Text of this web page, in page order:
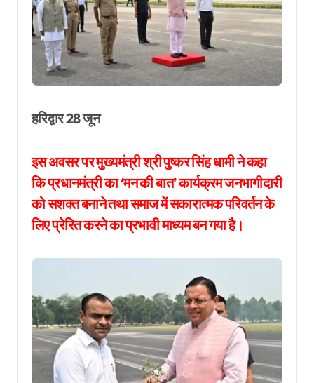
हरिद्वार 28 जून
इस अवसर पर मुख्यमंत्री श्री पुष्कर सिंह धामी ने कहा
कि प्रधानमंत्री का ‘मन की बात’ कार्यक्रम जनभागीदारी
को सशक्त बनाने तथा समाज में सकारात्मक परिवर्तन के
लिए प्रेरित करने का प्रभावी माध्यम बन गया है।